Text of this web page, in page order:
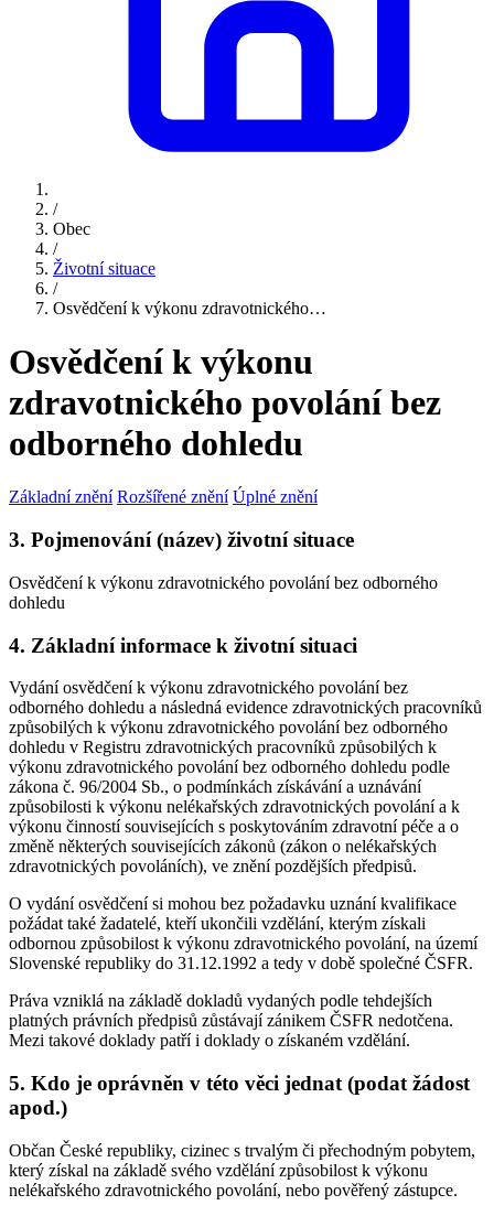
/
Obec
/
Životní situace
/
Osvědčení k výkonu zdravotnického…
Osvědčení k výkonu
zdravotnického povolání bez
odborného dohledu
Základní znění Rozšířené znění Úplné znění
3. Pojmenování (název) životní situace
Osvědčení k výkonu zdravotnického povolání bez odborného
dohledu
4. Základní informace k životní situaci
Vydání osvědčení k výkonu zdravotnického povolání bez
odborného dohledu a následná evidence zdravotnických pracovníků
způsobilých k výkonu zdravotnického povolání bez odborného
dohledu v Registru zdravotnických pracovníků způsobilých k
výkonu zdravotnického povolání bez odborného dohledu podle
zákona č. 96/2004 Sb., o podmínkách získávání a uznávání
způsobilosti k výkonu nelékařských zdravotnických povolání a k
výkonu činností souvisejících s poskytováním zdravotní péče a o
změně některých souvisejících zákonů (zákon o nelékařských
zdravotnických povoláních), ve znění pozdějších předpisů.
O vydání osvědčení si mohou bez požadavku uznání kvalifikace
požádat také žadatelé, kteří ukončili vzdělání, kterým získali
odbornou způsobilost k výkonu zdravotnického povolání, na území
Slovenské republiky do 31.12.1992 a tedy v době společné ČSFR.
Práva vzniklá na základě dokladů vydaných podle tehdejších
platných právních předpisů zůstávají zánikem ČSFR nedotčena.
Mezi takové doklady patří i doklady o získaném vzdělání.
5. Kdo je oprávněn v této věci jednat (podat žádost
apod.)
Občan České republiky, cizinec s trvalým či přechodným pobytem,
který získal na základě svého vzdělání způsobilost k výkonu
nelékařského zdravotnického povolání, nebo pověřený zástupce.